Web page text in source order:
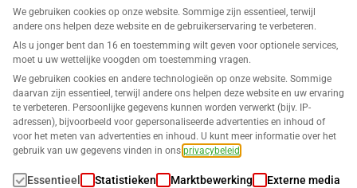
Bedrijf
Ondersteuning
Oplossingen voor Amazon
We gebruiken cookies op onze website. Sommige zijn essentieel, terwijl
andere ons helpen deze website en de gebruikerservaring te verbeteren.
Als u jonger bent dan 16 en toestemming wilt geven voor optionele services,
moet u uw wettelijke voogden om toestemming vragen.
We gebruiken cookies en andere technologieën op onze website. Sommige
daarvan zijn essentieel, terwijl andere ons helpen deze website en uw ervaring
te verbeteren. Persoonlijke gegevens kunnen worden verwerkt (bijv. IP-
adressen), bijvoorbeeld voor gepersonaliseerde advertenties en inhoud of
voor het meten van advertenties en inhoud. U kunt meer informatie over het
gebruik van uw gegevens vinden in ons privacybeleid
Essentieel Statistieken Marktbewerking Externe media